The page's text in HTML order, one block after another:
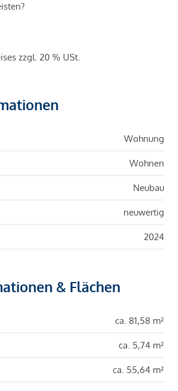
zzgl. 20 % USt.
Wohnung
Wohnen
Neubau
neuwertig
2024
& Flächen
ca. 81,58 m²
ca. 5,74 m²
ca. 55,64 m²